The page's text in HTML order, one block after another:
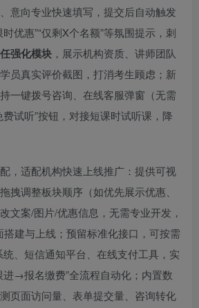
意向专业快速填写，提交后自动触发
优惠”“仅剩X个名额”等氛围提示，刺
强化模块 ，展示机构资质、讲师团队
员真实评价截图，打消考生顾虑；新
持一键拨号咨询、在线客服弹窗（无需
试听”按钮，对接短课时试听课，降
，适配机构快速上线推广：提供可视
拽调整板块顺序（如优先展示优惠、
文案/图片/优惠信息，无需专业开发，
搭建与上线；预留标准化接口，可按需
、短信通知平台、在线支付工具，实
→报名缴费”全流程自动化；内置数
页面访问量、表单提交量、咨询转化